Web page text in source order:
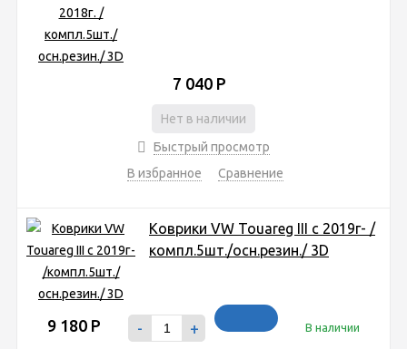
7 040 Р
Нет в наличии
Быстрый просмотр
В избранное
Сравнение
Коврики VW Touareg III с 2019г- /
компл.5шт./осн.резин./ 3D
9 180 Р - + В наличии